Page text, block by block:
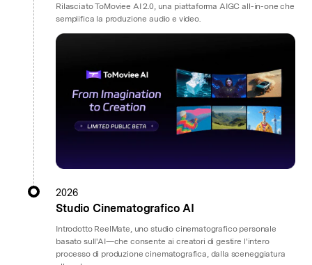
Rilasciato ToMoviee AI 2.0, una piattaforma AIGC all-in-one che
semplifica la produzione audio e video.
2026
Studio Cinematografico AI
Introdotto ReelMate, uno studio cinematografico personale
basato sull'AI—che consente ai creatori di gestire l'intero
processo di produzione cinematografica, dalla sceneggiatura